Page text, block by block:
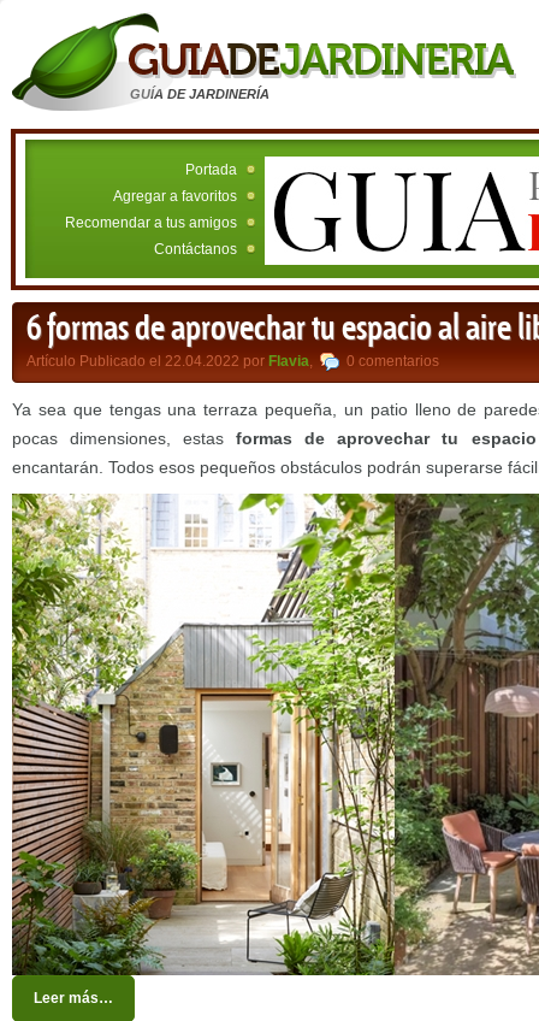
GUÍA DE JARDINERÍA
Portada
Agregar a favoritos
Recomendar a tus amigos
Contáctanos
6 formas de aprovechar tu espacio al aire
Artículo Publicado el 22.04.2022 por Flavia, 0 comentarios
Ya sea que tengas una terraza pequeña, un patio lleno de
pocas dimensiones, estasformas de aprovechar tu
encantarán. Todos esos pequeños obstáculos podrán superarse
Leer más…